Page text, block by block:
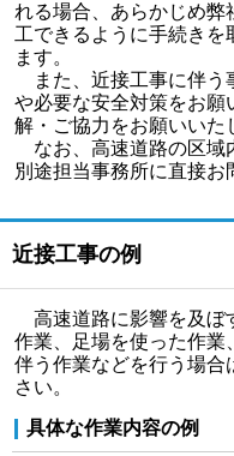
れる場合、あらかじめ弊
工できるように手続きを
ます。
また、近接工事に伴
や必要な安全対策をお願
解・ご協力をお願いいた
なお、高速道路の区域
別途担当事務所に直接お
近接工事の例
高速道路に影響を及ぼ
作業、足場を使った作業
伴う作業などを行う場合
さい。
具体な作業内容の例